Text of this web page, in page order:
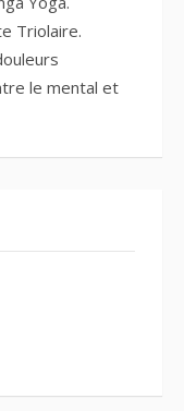
Triolaire.
le mental et